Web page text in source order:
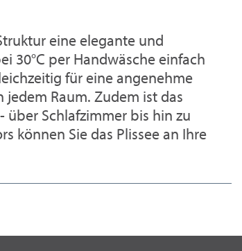
eine elegante und
30°C per Handwäsche einfach
für eine angenehme
Raum. Zudem ist das
über Schlafzimmer bis hin zu
können Sie das Plissee an Ihre